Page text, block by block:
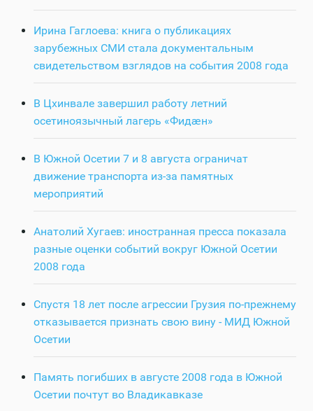
Ирина Гаглоева: книга о публикациях
зарубежных СМИ стала документальным
свидетельством взглядов на события 2008 года
В Цхинвале завершил работу летний
осетиноязычный лагерь «Фидӕн»
В Южной Осетии 7 и 8 августа ограничат
движение транспорта из-за памятных
мероприятий
Анатолий Хугаев: иностранная пресса показала
разные оценки событий вокруг Южной Осетии
2008 года
Спустя 18 лет после агрессии Грузия по-прежнему
отказывается признать свою вину - МИД Южной
Осетии
Память погибших в августе 2008 года в Южной
Осетии почтут во Владикавказе